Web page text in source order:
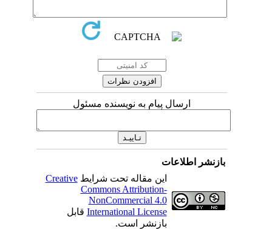
ارسال پیام به نویسنده مسئول
بازنشر اطلاعات
این مقاله تحت شرایطCreative
Commons Attribution-
NonCommercial 4.0
International Licenseقابل
بازنشر است.